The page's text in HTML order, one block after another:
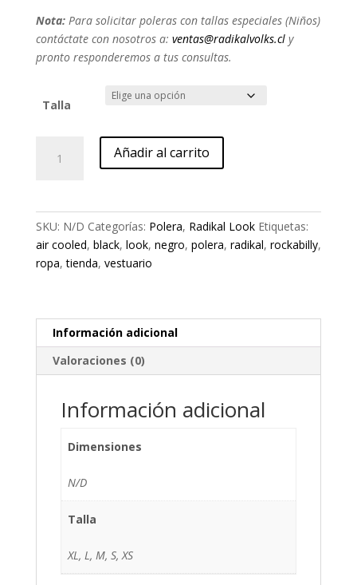
Nota:Para solicitar poleras con tallas especiales (Niños)
contáctate con nosotros a: ventas@radikalvolks.cly
pronto responderemos a tus consultas.
Talla
RDK1-
Añadir al carrito
SKU: N/D Categorías: Polera, Radikal Look Etiquetas:
air cooled, black, look, negro, polera, radikal, rockabilly,
ropa,tienda, vestuario
Información adicional
Valoraciones (0)
Información adicional
Dimensiones
N/D
Talla
XL, L, M, S, XS